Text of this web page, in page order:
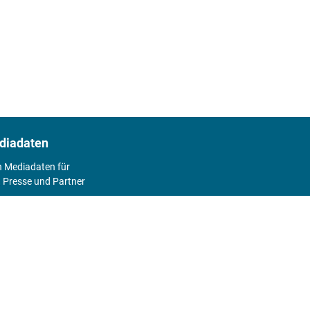
Mediadaten für
Presse und Partner